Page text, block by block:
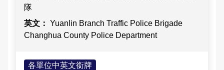
隊
Yuanlin Branch Traffic Police Brigade
Changhua County Police Department
各單位中英文銜牌